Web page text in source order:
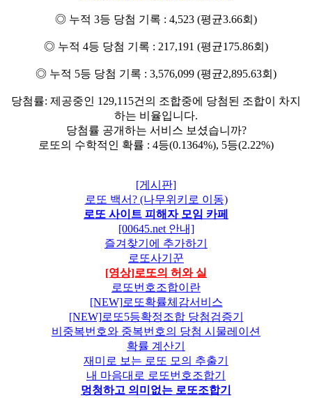
◎ 누적 3등 당첨 기록 : 4,523 (평균3.66회)
◎ 누적 4등 당첨 기록 : 217,191 (평균175.86회)
◎ 누적 5등 당첨 기록 : 3,576,099 (평균2,895.63회)
당첨률: 제공중인 129,115건의 조합중에 당첨된 조합이 차지
하는 비율입니다.
당첨률 공개하는 서비스 보셨습니까?
로또의 수학적인 확률 : 4등(0.1364%), 5등(2.22%)
[게시판]
로또 백서? (나무위키로 이동)
로또 사이트 피해자 모임 카페
[00645.net 안내]
즐겨찾기에 추가하기
로또사기꾼
[영상]로또의 허와 실
로또번호조합이란
[NEW]로또확률체감서비스
[NEW]로또5등확정조합 당첨검증기
비중복번호와 중복번호의 당첨 시물레이션
확률 계산기
재미로 보는 로또 모의 추출기
내 마음대로 로또번호조합기
멍청하고 의미없는 로또조합기